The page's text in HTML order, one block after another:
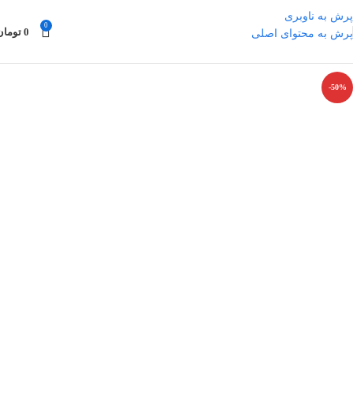
پرش به ناوبری
پرش به محتوای اصلی
0
0
-50%